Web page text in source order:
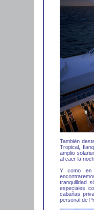
También
Tropical,
amplio
al caer la
Y como en
tranquilidad
especiales
cabañas
personal de